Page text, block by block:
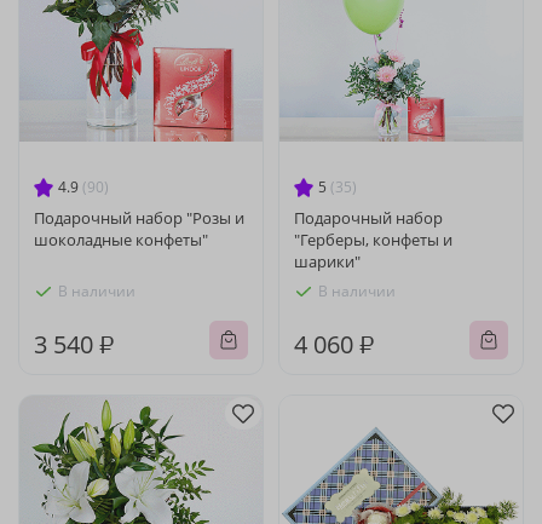
4.9 (90)
Подарочный набор "Розы и
шоколадные конфеты"
В наличии
3 540 ₽
5 (35)
Подарочный набор
"Герберы, конфеты и
шарики"
В наличии
4 060 ₽